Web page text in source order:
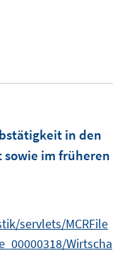
in den
sowie im früheren
servlets/MCRFile
Wirtscha